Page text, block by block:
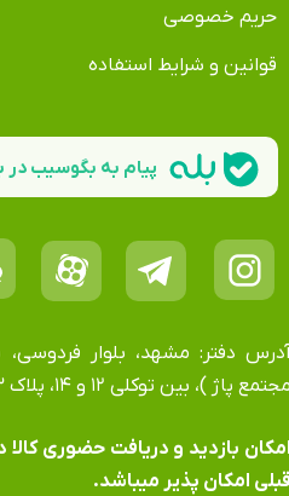
حریم خصوصی
قوانین و شرایط استفاده
پاژ )، بین توکلی ۱۲ و ۱۴، پلاک ۳، واحد ۲
بازدید و دریافت حضوری
امکان پذیر میباشد.
پیام به بگوسیب در